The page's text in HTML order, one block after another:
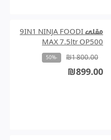
مقلى 9IN1 NINJA FOODI
MAX 7.5ltr OP500
₪1 800.00
-50%
₪899.00